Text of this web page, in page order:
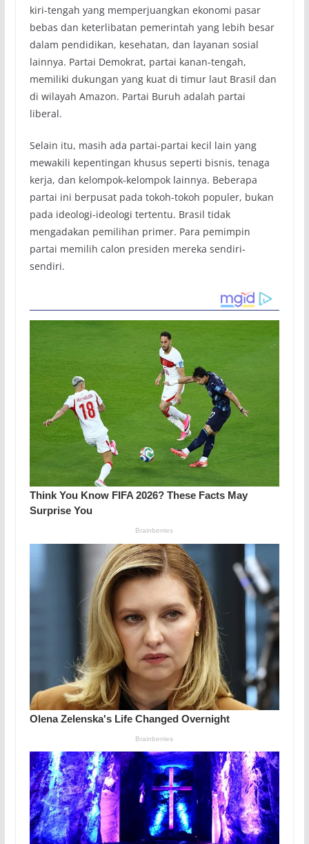
kiri-tengah yang memperjuangkan ekonomi pasar
bebas dan keterlibatan pemerintah yang lebih besar
dalam pendidikan, kesehatan, dan layanan sosial
lainnya. Partai Demokrat, partai kanan-tengah,
memiliki dukungan yang kuat di timur laut Brasil dan
di wilayah Amazon. Partai Buruh adalah partai
liberal.
Selain itu, masih ada partai-partai kecil lain yang
mewakili kepentingan khusus seperti bisnis, tenaga
kerja, dan kelompok-kelompok lainnya. Beberapa
partai ini berpusat pada tokoh-tokoh populer, bukan
pada ideologi-ideologi tertentu. Brasil tidak
mengadakan pemilihan primer. Para pemimpin
partai memilih calon presiden mereka sendiri-
sendiri.